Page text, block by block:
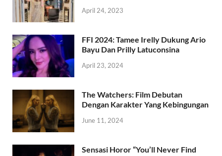
April 24, 2023
FFI 2024: Tamee Irelly Dukung Ario
Bayu Dan Prilly Latuconsina
April 23, 2024
The Watchers: Film Debutan
Dengan Karakter Yang Kebingungan
June 11, 2024
Sensasi Horor “You’ll Never Find